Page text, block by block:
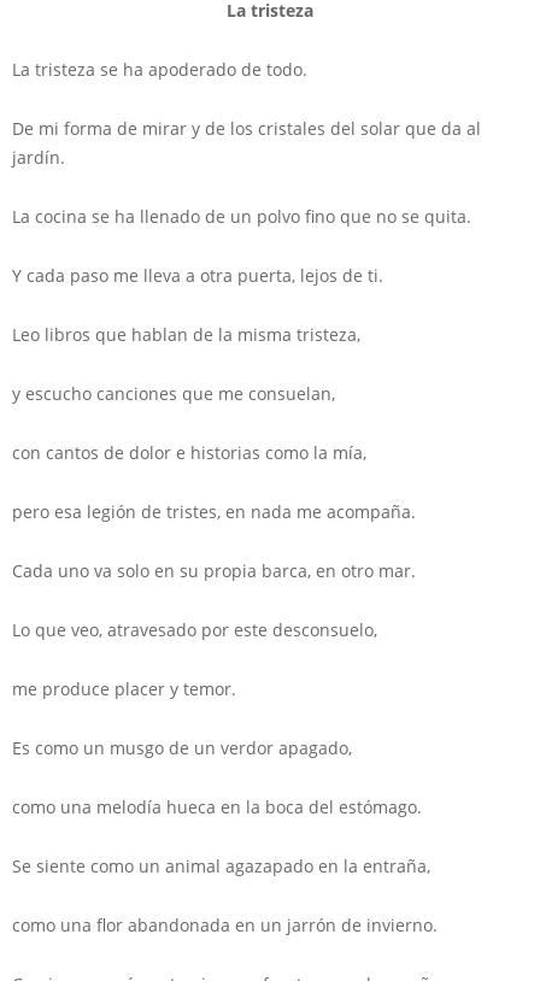
La tristeza
La tristeza se ha apoderado de todo.
De mi forma de mirar y de los cristales del solar que da al
jardín.
La cocina se ha llenado de un polvo fino que no se quita.
Y cada paso me lleva a otra puerta, lejos de ti.
Leo libros que hablan de la misma tristeza,
y escucho canciones que me consuelan,
con cantos de dolor e historias como la mía,
pero esa legión de tristes, en nada me acompaña.
Cada uno va solo en su propia barca, en otro mar.
Lo que veo, atravesado por este desconsuelo,
me produce placer y temor.
Es como un musgo de un verdor apagado,
como una melodía hueca en la boca del estómago.
Se siente como un animal agazapado en la entraña,
como una flor abandonada en un jarrón de invierno.